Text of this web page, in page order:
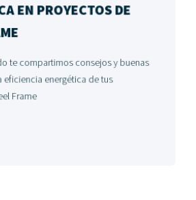
EN PROYECTOS DE
te compartimos consejos y buenas
eficiencia energética de tus
Frame